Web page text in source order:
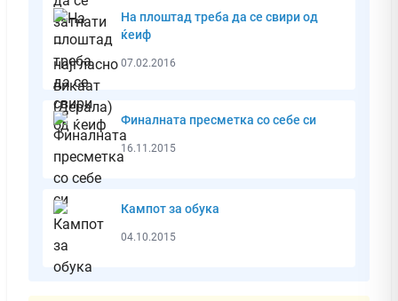
На плоштад треба да се свири од
ќеиф
07.02.2016
Финалната пресметка со себе си
16.11.2015
Кампот за обука
04.10.2015